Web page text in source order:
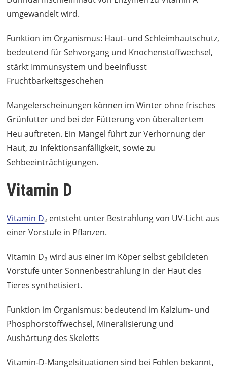
umgewandelt wird.
Funktion im Organismus: Haut- und Schleimhautschutz,
bedeutend für Sehvorgang und Knochenstoffwechsel,
stärkt Immunsystem und beeinflusst
Fruchtbarkeitsgeschehen
Mangelerscheinungen können im Winter ohne frisches
Grünfutter und bei der Fütterung von überaltertem
Heu auftreten. Ein Mangel führt zur Verhornung der
Haut, zu Infektionsanfälligkeit, sowie zu
Sehbeeinträchtigungen.
Vitamin D
Vitamin D₂ entsteht unter Bestrahlung von UV-Licht aus
einer Vorstufe in Pflanzen.
Vitamin D₃ wird aus einer im Köper selbst gebildeten
Vorstufe unter Sonnenbestrahlung in der Haut des
Tieres synthetisiert.
Funktion im Organismus: bedeutend im Kalzium- und
Phosphorstoffwechsel, Mineralisierung und
Aushärtung des Skeletts
Vitamin-D-Mangelsituationen sind bei Fohlen bekannt,